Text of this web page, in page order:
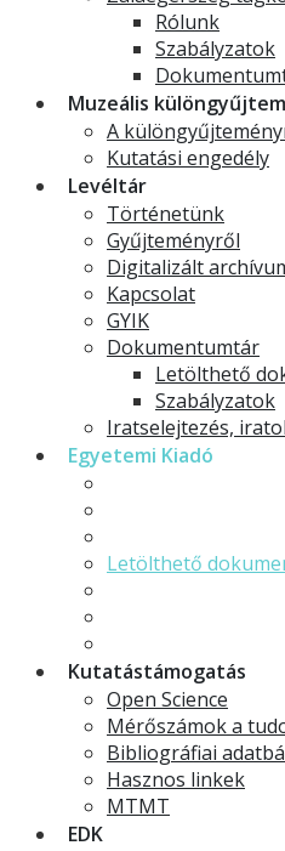
Rólunk
Szabályzatok
Muzeális
A
Kutatási engedély
Levéltár
Történetünk
Gyűjteményről
Digitalizált
Kapcsolat
GYIK
Dokumentumtár
Letölthető
Szabályzatok
Iratselejtezés,
Egyetemi Kiadó
Letölthető
Kutatástámogatás
Open Science
Mérőszámok a
Bibliográfiai
Hasznos linkek
MTMT
EDK